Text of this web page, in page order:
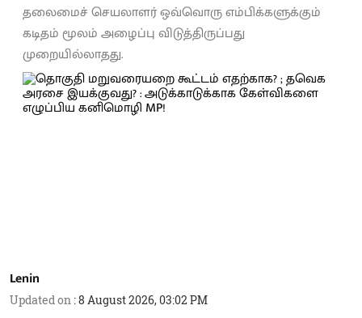
தலைமைச் செயலாளர் ஒவ்வொரு எம்பிக்களுக்கும்
கடிதம் மூலம் அழைப்பு விடுத்திருப்பது
முறையில்லாதது.
Lenin
Updated on :8 August 2026, 03:02 PM